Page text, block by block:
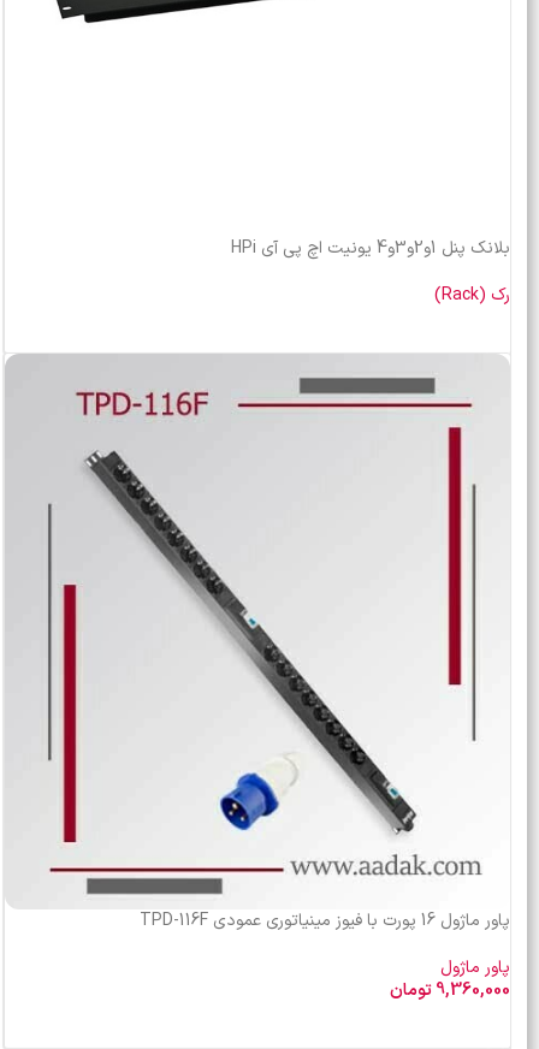
بلانک پنل 1و2و3و4 یونیت اچ پی آی HPi
رک (Rack)
پاور ماژول 16 پورت با فیوز مینیاتوری عمودی TPD-116F
پاور ماژول
9,360,000تومان